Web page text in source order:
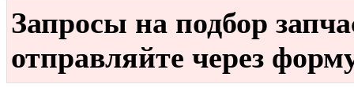
Запросы на подбор
отправляйте через